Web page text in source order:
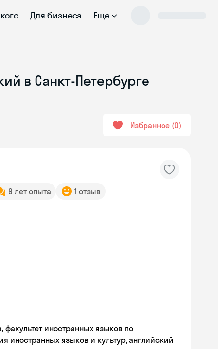
Для бизнеса Еще
в Санкт-Петербурге
Избранное 0
9 лет опыта 1 отзыв
факультет иностранных языков по
иностранных языков и культур, английский